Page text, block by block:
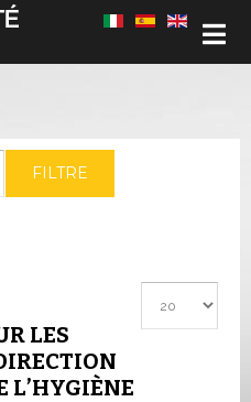
FILTRE
LES
L’HYGIÈNE